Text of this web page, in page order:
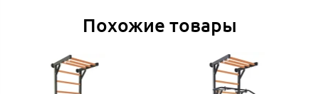
Похожие товары